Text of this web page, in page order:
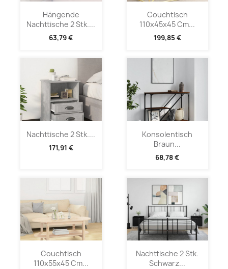
Hängende
Nachttische 2 Stk....
63,79 €
Couchtisch
110x45x45 Cm...
199,85 €
Nachttische 2 Stk....
171,91 €
Konsolentisch
Braun...
68,78 €
Couchtisch
110x55x45 Cm...
Nachttische 2 Stk.
Schwarz...